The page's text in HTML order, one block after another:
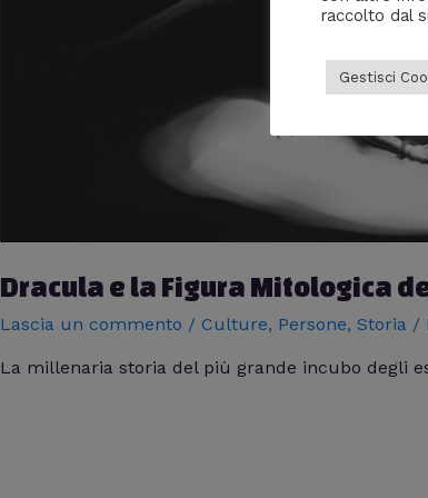
Dracula e la Figura Mitologica
Lascia un commento / Culture, Persone, Storia /
La millenaria storia del più grande incubo degli
raccolto dal
Gestisci